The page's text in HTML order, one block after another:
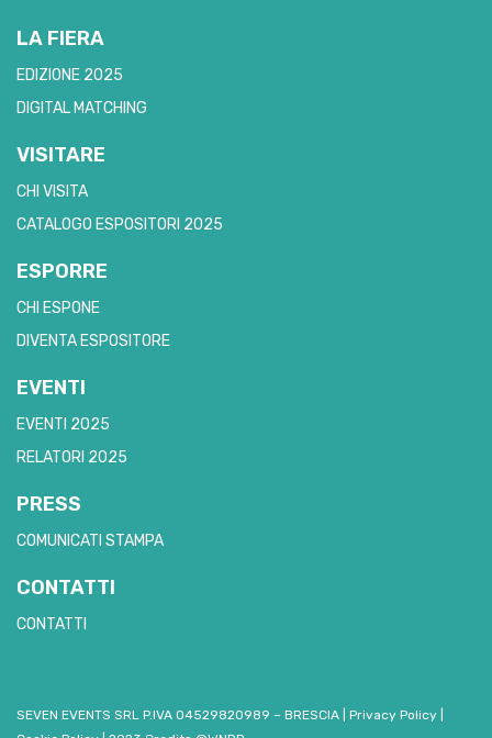
LA FIERA
EDIZIONE 2025
DIGITAL MATCHING
VISITARE
CHI VISITA
CATALOGO ESPOSITORI 2025
ESPORRE
CHI ESPONE
DIVENTA ESPOSITORE
EVENTI
EVENTI 2025
RELATORI 2025
PRESS
COMUNICATI STAMPA
CONTATTI
CONTATTI
SEVEN EVENTS SRL P.IVA 04529820989 – BRESCIA Privacy Policy